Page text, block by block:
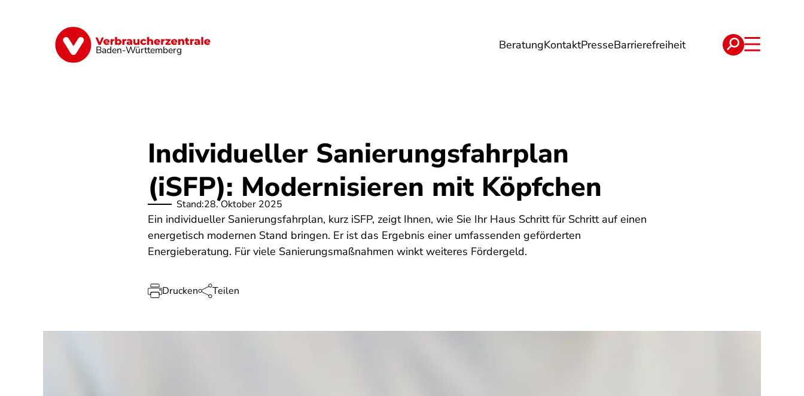
Baden-Württemberg BeratungKontaktPresseBarrierefreiheit
Geld & Versicherungen Digitales Energie Reise Verträge
Individueller Sanierungsfahrplan
(iSFP): Modernisieren mit Köpfchen
Stand:28. Oktober 2025
Ein individueller Sanierungsfahrplan, kurz iSFP, zeigt Ihnen, wie Sie Ihr Haus Schritt für Schritt auf einen
energetisch modernen Stand bringen. Er ist das Ergebnis einer umfassenden geförderten
Energieberatung. Für viele Sanierungsmaßnahmen winkt weiteres Fördergeld.
Drucken Teilen